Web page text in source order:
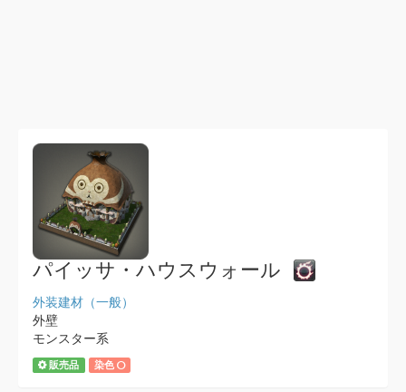
パイッサ・ハウスウォール
外装建材（一般）
外壁
モンスター系
販売品 染色